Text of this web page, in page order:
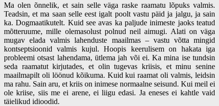
Ma olen õnnelik, et sain selle väga raske raamatu lõpuks valmis.
Teadsin, et ma saan selle eest igalt poolt vastu päid ja jalgu, ja sain
ka. Dogmaatikutelt. Kuid see avas ka paljude inimeste jaoks teatud
mõtteruume, mille olemasolust polnud neil aimugi. Alati on väga
mugav elada valmis lahenduste maailmas – vastu võtta mingid
kontseptsioonid valmis kujul. Hoopis keerulisem on hakata iga
probleemi otsast lahendama, ütlema jah või ei. Ka mina ise tundsin
seda raamatut kirjutades, et olin tugevas kriisis, et minu senine
maailmapilt oli löönud kõikuma. Kuid kui raamat oli valmis, leidsin
ma rahu. Sain aru, et kriis on inimese normaalne seisund. Kui meil ei
ole kriise, siis me ei arene, ei liigu edasi. Ja eneses ei kahtle vaid
täielikud idioodid.